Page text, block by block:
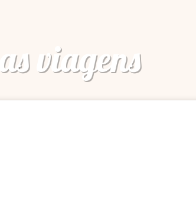
viagens